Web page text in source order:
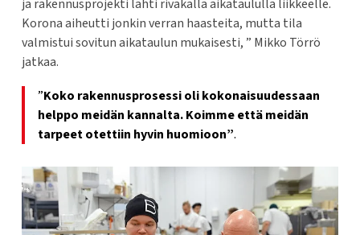
ja rakennusprojekti lähti rivakalla aikataululla liikkeelle.
Korona aiheutti jonkin verran haasteita, mutta tila
valmistui sovitun aikataulun mukaisesti, ” Mikko Törrö
jatkaa.
”Koko rakennusprosessi oli kokonaisuudessaan
helppo meidän kannalta. Koimme että meidän
tarpeet otettiin hyvin huomioon”.